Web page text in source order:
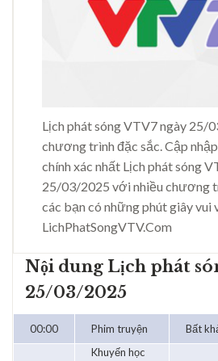
Lịch phát sóng VTV7 ngày 25/
chương trình đặc sắc. Cập
chính xác nhất Lịch phát sóng
25/03/2025 với nhiều chương
các bạn có những phút giây vui
LichPhatSongVTV.Com
Nội dung Lịch phát
25/03/2025
00:00 Phim truyện Bất
Khuyến học